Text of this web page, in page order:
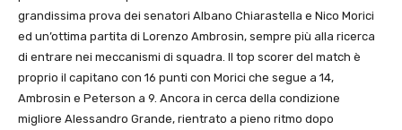
grandissima prova dei senatori Albano Chiarastella e Nico Morici
ed un’ottima partita di Lorenzo Ambrosin, sempre più alla ricerca
di entrare nei meccanismi di squadra. Il top scorer del match è
proprio il capitano con 16 punti con Morici che segue a 14,
Ambrosin e Peterson a 9. Ancora in cerca della condizione
migliore Alessandro Grande, rientrato a pieno ritmo dopo